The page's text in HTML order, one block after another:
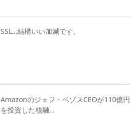
SSL…結構いい加減です。
Amazonのジェフ・ベゾスCEOが110億円
を投資した核融…